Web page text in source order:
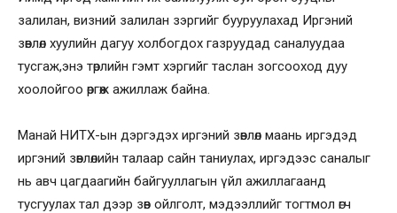
залилан, визний залилан зэргийг бууруулахад Иргэний
зөвлөл хуулийн дагуу холбогдох газруудад саналуудаа
тусгаж,энэ төрлийн гэмт хэргийг таслан зогсооход дуу
хоолойгоо өргөж ажиллаж байна.
Манай НИТХ-ын дэргэдэх иргэний зөвлөл маань иргэдэд
иргэний зөвлөлийн талаар сайн таниулах, иргэдээс саналыг
нь авч цагдаагийн байгууллагын үйл ажиллагаанд
тусгуулах тал дээр зөв ойлголт, мэдээллийг тогтмол өгч